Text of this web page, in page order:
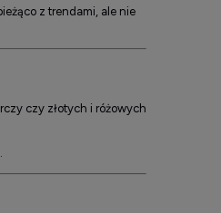
z trendami, ale nie
czy złotych i różowych